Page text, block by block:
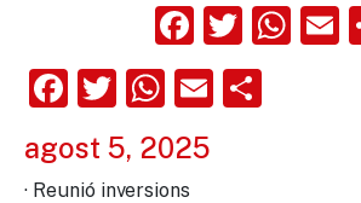
Facebook
Twitter
WhatsApp
Email
agost 5, 2025
· Reunió inversions